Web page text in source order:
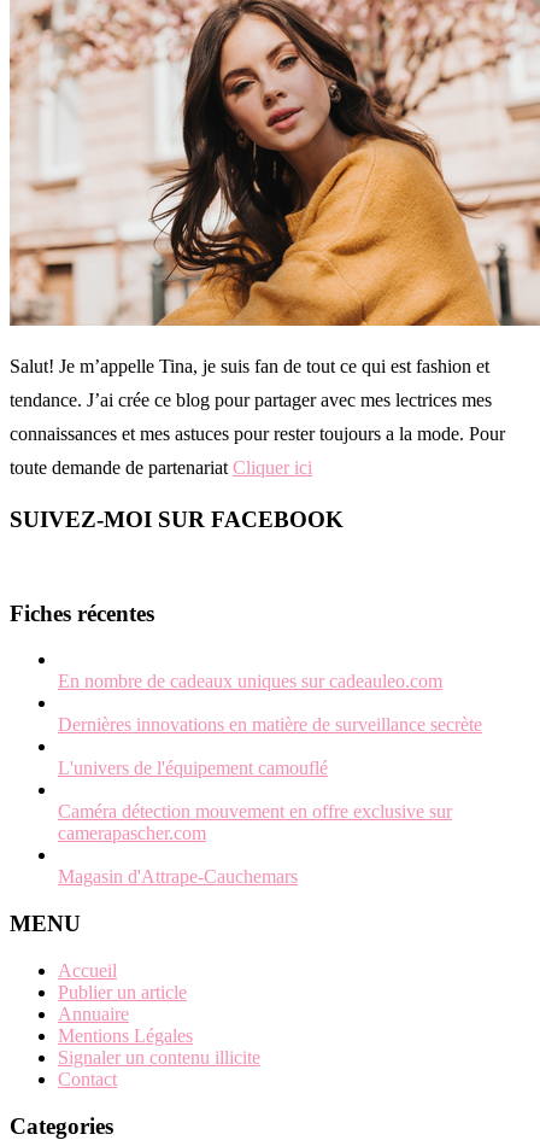
Salut! Je m’appelle Tina, je suis fan de tout ce qui est fashion et
tendance. J’ai crée ce blog pour partager avec mes lectrices mes
connaissances et mes astuces pour rester toujours a la mode. Pour
toute demande de partenariat Cliquer ici
SUIVEZ-MOI SUR FACEBOOK
Fiches récentes
En nombre de cadeaux uniques sur cadeauleo.com
Dernières innovations en matière de surveillance secrète
L'univers de l'équipement camouflé
Caméra détection mouvement en offre exclusive sur
camerapascher.com
Magasin d'Attrape-Cauchemars
MENU
Accueil
Publier un article
Annuaire
Mentions Légales
Signaler un contenu illicite
Contact
Categories